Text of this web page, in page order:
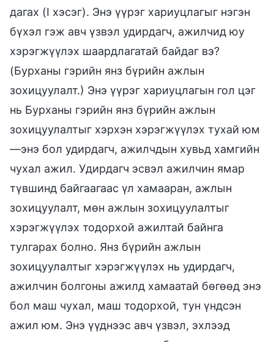
дагах (I хэсэг). Энэ үүрэг хариуцлагыг нэгэн
бүхэл гэж авч үзвэл удирдагч, ажилчид юу
хэрэгжүүлэх шаардлагатай байдаг вэ?
(Бурханы гэрийн янз бүрийн ажлын
зохицуулалт.) Энэ үүрэг хариуцлагын гол цэг
нь Бурханы гэрийн янз бүрийн ажлын
зохицуулалтыг хэрхэн хэрэгжүүлэх тухай юм
—энэ бол удирдагч, ажилчдын хувьд хамгийн
чухал ажил. Удирдагч эсвэл ажилчин ямар
түвшинд байгаагаас үл хамааран, ажлын
зохицуулалт, мөн ажлын зохицуулалтыг
хэрэгжүүлэх тодорхой ажилтай байнга
тулгарах болно. Янз бүрийн ажлын
зохицуулалтыг хэрэгжүүлэх нь удирдагч,
ажилчин болгоны ажилд хамаатай бөгөөд энэ
бол маш чухал, маш тодорхой, тун үндсэн
ажил юм. Энэ үүднээс авч үзвэл, эхлээд